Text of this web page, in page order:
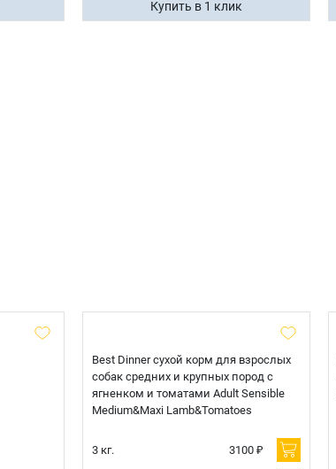
Купить в 1 клик
Best Dinner сухой корм для взрослых
собак средних и крупных пород с
ягненком и томатами Adult Sensible
Medium&Maxi Lamb&Tomatoes
3 кг. 3100 ₽